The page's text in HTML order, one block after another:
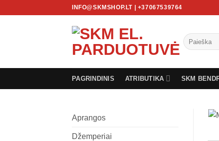
to
INFO@SKMSHOP.LT | +37067539764
Ieškoti:
PAGRINDINIS ATRIBUTIKA SKM
Aprangos
Džemperiai